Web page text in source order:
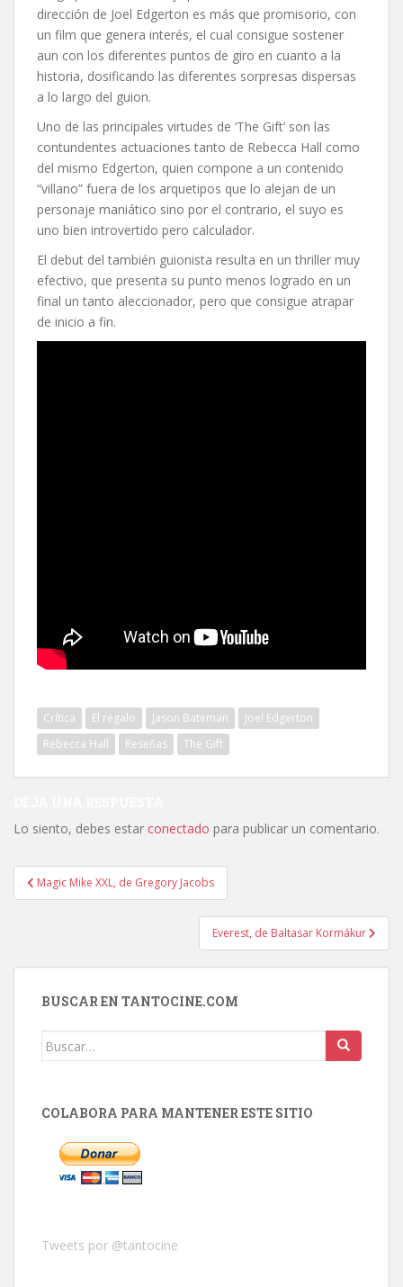
dirección de Joel Edgerton es más que promisorio, con
un film que genera interés, el cual consigue sostener
aun con los diferentes puntos de giro en cuanto a la
historia, dosificando las diferentes sorpresas dispersas
a lo largo del guion.
Uno de las principales virtudes de ‘The Gift’ son las
contundentes actuaciones tanto de Rebecca Hall como
del mismo Edgerton, quien compone a un contenido
“villano” fuera de los arquetipos que lo alejan de un
personaje maniático sino por el contrario, el suyo es
uno bien introvertido pero calculador.
El debut del también guionista resulta en un thriller muy
efectivo, que presenta su punto menos logrado en un
final un tanto aleccionador, pero que consigue atrapar
de inicio a fin.
Crítica El regalo Jason Bateman
Joel Edgerton
Rebecca Hall
Reseñas The Gift
Lo siento, debes estar conectado para publicar un comentario.
Navegación
de
Magic Mike XXL, de Gregory Jacobs
Everest, de Baltasar Kormákur
BUSCAR EN TANTOCINE.COM
Buscar:
COLABORA PARA MANTENER ESTE SITIO
Tweets por @tantocine